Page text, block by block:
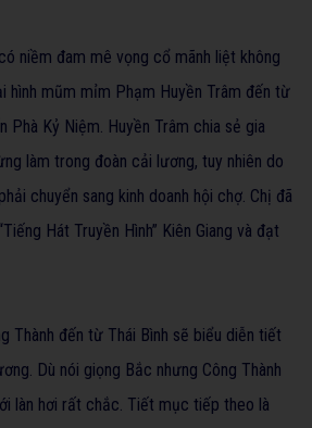
niềm đam mê vọng cổ mãnh liệt không
hình mũm mỉm Phạm Huyền Trâm đến từ
Phà Kỷ Niệm. Huyền Trâm chia sẻ gia
làm trong đoàn cải lương, tuy nhiên do
chuyển sang kinh doanh hội chợ. Chị đã
Hát Truyền Hình” Kiên Giang và đạt
Thành đến từ Thái Bình sẽ biểu diễn tiết
Dù nói giọng Bắc nhưng Công Thành
làn hơi rất chắc. Tiết mục tiếp theo là